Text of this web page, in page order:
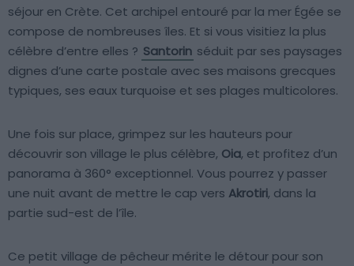
séjour en Crète. Cet archipel entouré par la mer Égée se
compose de nombreuses îles. Et si vous visitiez la plus
célèbre d’entre elles ? Santorin séduit par ses paysages
dignes d’une carte postale avec ses maisons grecques
typiques, ses eaux turquoise et ses plages multicolores.
Une fois sur place, grimpez sur les hauteurs pour
découvrir son village le plus célèbre, Oia, et profitez d’un
panorama à 360° exceptionnel. Vous pourrez y passer
une nuit avant de mettre le cap vers Akrotiri, dans la
partie sud-est de l’île.
Ce petit village de pêcheur mérite le détour pour son